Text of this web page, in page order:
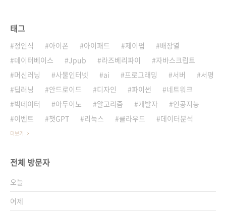
태그
정인식 아이폰 아이패드 제이펍
배장열
데이터베이스
Jpub 라즈베리파이
자바스크립트
머신러닝
사물인터넷 ai 프로그래밍 서버
서평
딥러닝
안드로이드 디자인 파이썬
네트워크
빅데이터
아두이노 알고리즘 개발자
인공지능
이벤트
챗GPT 리눅스 클라우드 데이터분석
더보기
전체 방문자
오늘
어제